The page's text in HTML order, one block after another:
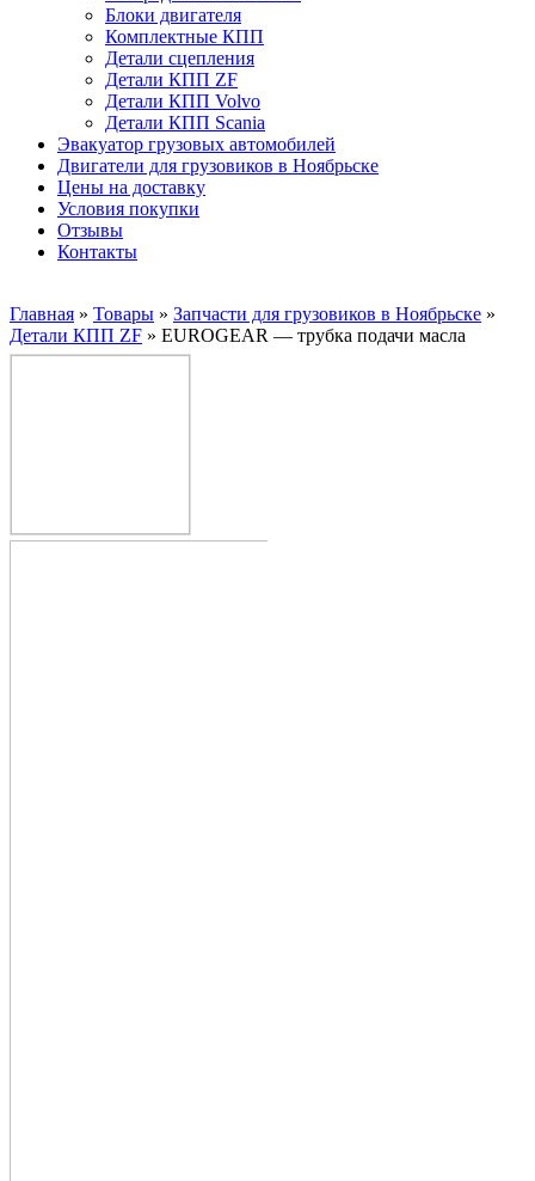
Блоки двигателя
Комплектные КПП
Детали сцепления
Детали КПП ZF
Детали КПП Volvo
Детали КПП Scania
Эвакуатор грузовых автомобилей
Двигатели для грузовиков в Ноябрьске
Цены на доставку
Условия покупки
Отзывы
Контакты
Главная » Товары » Запчасти для грузовиков в Ноябрьске »
Детали КПП ZF » EUROGEAR — трубка подачи масла